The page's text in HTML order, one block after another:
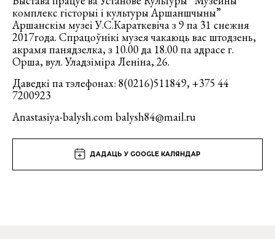
комплекс гісторыі і культуры Аршаншчыны”
Аршанскім музеі У.С.Караткевіча з 9 па 31 снежня
2017года. Спрацоўнікі музея чакаюць вас штодзень,
акрамя панядзелка, з 10.00 да 18.00 па адрасе г.
Орша, вул. Уладзіміра Леніна, 26.
Даведкі па тэлефонах: 8(0216)511849, +375 44
7200923
Anastasiya-balysh.com balysh84@mail.ru
ДАДАЦЬ У GOOGLE КАЛЯНДАР